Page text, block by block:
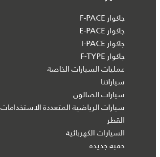
جاكوار F-PACE
جاكوار E-PACE
جاكوار I‑PACE
جاكوار F-TYPE
عمليات السيارات الخاصة
سياراتنا
سيارات الصالون
سيارات الرياضية المتعددة الاستخدامات
القطر
السيارات الكهربائية
حقبة جديدة